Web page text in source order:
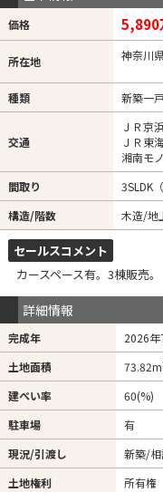
価格 5,890
所在地 神奈川
種類 新築一
交通
ＪＲ京
ＪＲ東
湘南モ
間取り
3SLDK（
構造/階数
木造/地
セールスコメント
カースペース有。3棟販売。
詳細情報
完成年
2026
土地面積
建ぺい率
60(%)
駐車場
有
現況/引渡し
新築/
土地権利
所有権